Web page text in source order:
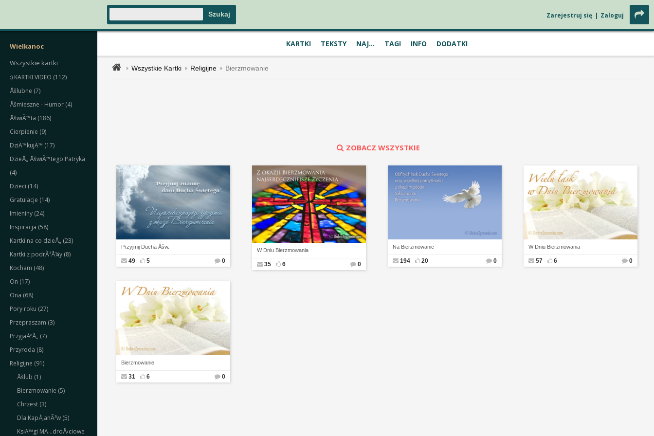
Zarejestruj się | Zaloguj
KARTKI TEKSTY NAJ... TAGI INFO DODATKI
Wielkanoc
Wszystkie kartki
:) KARTKI VIDEO (112)
Åšlubne (7)
Åšmieszne - Humor (4)
ÅšwiÄ™ta (186)
Cierpienie (9)
DziÄ™kujÄ™ (17)
DzieÅ„ ÅšwiÄ™tego Patryka
(4)
Dzieci (14)
Gratulacje (14)
Imieniny (24)
Inspiracja (58)
Kartki na co dzieÅ„ (23)
Kartki z podrÃ³Å¼y (8)
Kocham (48)
On (17)
Ona (68)
Pory roku (27)
Przepraszam (3)
PrzyjaÅºÅ„ (7)
Przyroda (8)
Religijne (91)
Åšlub (1)
Bierzmowanie (5)
Chrzest (3)
Dla KapÅ‚anÃ³w (5)
KsiÄ™gi MÄ…droÅ›ciowe
Wszystkie Kartki Religijne Bierzmowanie
ZOBACZ WSZYSTKIE
Przyjmij Ducha Åšw.
49 5 0
W Dniu Bierzmowania
35 6 0
Na Bierzmowanie
194 20 0
W Dniu Bierzmowania
57 6 0
Bierzmowanie
31 6 0